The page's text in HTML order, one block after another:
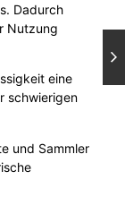
Dadurch
Nutzung
eine
schwierigen
und Sammler